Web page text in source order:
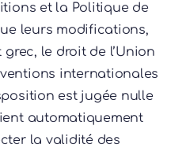
et la Politique de
leurs modifications,
le droit de l’Union
internationales
est jugée nulle
automatiquement
la validité des